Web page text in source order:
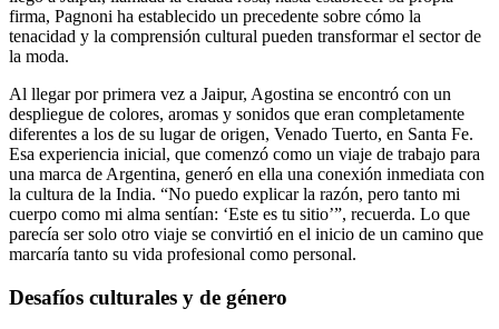
firma, Pagnoni ha establecido un precedente sobre cómo la
tenacidad y la comprensión cultural pueden transformar el sector de
la moda.
Al llegar por primera vez a Jaipur, Agostina se encontró con un
despliegue de colores, aromas y sonidos que eran completamente
diferentes a los de su lugar de origen, Venado Tuerto, en Santa Fe.
Esa experiencia inicial, que comenzó como un viaje de trabajo para
una marca de Argentina, generó en ella una conexión inmediata con
la cultura de la India. “No puedo explicar la razón, pero tanto mi
cuerpo como mi alma sentían: ‘Este es tu sitio’”, recuerda. Lo que
parecía ser solo otro viaje se convirtió en el inicio de un camino que
marcaría tanto su vida profesional como personal.
Desafíos culturales y de género